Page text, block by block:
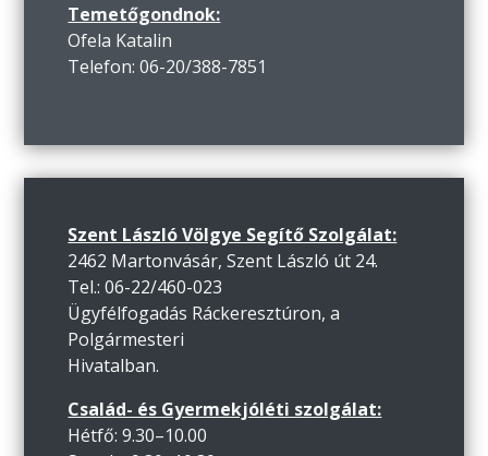
Temetőgondnok:
Ofela Katalin
Telefon: 06-20/388-7851
Szent László Völgye Segítő Szolgálat:
2462 Martonvásár, Szent László út 24.
Tel.: 06-22/460-023
Ügyfélfogadás Ráckeresztúron, a
Polgármesteri
Hivatalban.
Család- és Gyermekjóléti szolgálat:
Hétfő: 9.30–10.00